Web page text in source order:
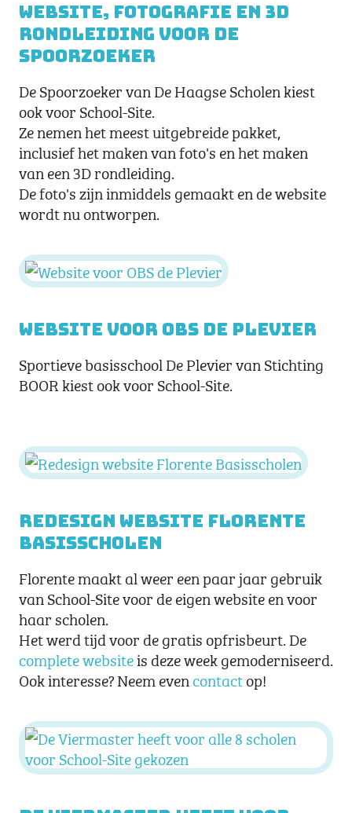
Website, fotografie en 3D
rondleiding voor De
Spoorzoeker
De Spoorzoeker van De Haagse Scholen kiest
ook voor School-Site.
Ze nemen het meest uitgebreide pakket,
inclusief het maken van foto's en het maken
van een 3D rondleiding.
De foto's zijn inmiddels gemaakt en de website
wordt nu ontworpen.
Website voor OBS de Plevier
Sportieve basisschool De Plevier van Stichting
BOOR kiest ook voor School-Site.
Redesign website Florente
Basisscholen
Florente maakt al weer een paar jaar gebruik
van School-Site voor de eigen website en voor
haar scholen.
Het werd tijd voor de gratis opfrisbeurt. De
complete websiteis deze week gemoderniseerd.
Ook interesse? Neem evencontactop!